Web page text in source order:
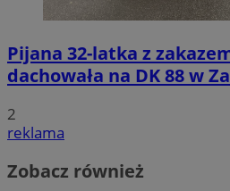
Pijana 32-latka z
dachowała na DK 88 w
2
reklama
Zobacz również